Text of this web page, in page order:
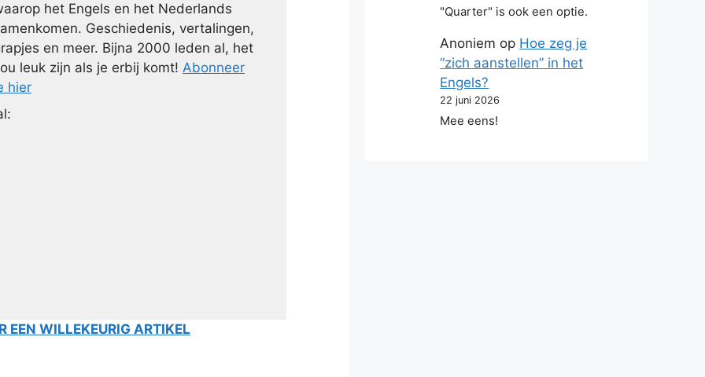
het Engels en het Nederlands
Geschiedenis, vertalingen,
en meer. Bijna 2000 leden al, het
leuk zijn als je erbij komt! Abonneer
hier
EEN WILLEKEURIG ARTIKEL
"Quarter" is ook een optie.
Anoniem op Hoe zeg je
“zich aanstellen” in het
Engels?
22 juni 2026
Mee eens!